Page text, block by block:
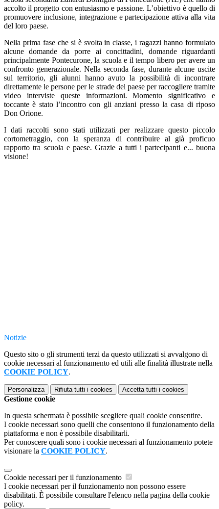
accolto il progetto con entusiasmo e passione. L’obiettivo è quello di
promuovere inclusione, integrazione e partecipazione attiva alla vita
del loro paese.
Nella prima fase che si è svolta in classe, i ragazzi hanno formulato
alcune domande da porre ai concittadini, domande riguardanti
principalmente Pontecurone, la scuola e il tempo libero per avere un
confronto generazionale. Nella seconda fase, durante alcune uscite
sul territorio, gli alunni hanno avuto la possibilità di incontrare
direttamente le persone per le strade del paese per raccogliere tramite
video interviste queste informazioni. Momento significativo e
toccante è stato l’incontro con gli anziani presso la casa di riposo
Don Orione.
I dati raccolti sono stati utilizzati per realizzare questo piccolo
cortometraggio, con la speranza di contribuire al già proficuo
rapporto tra scuola e paese. Grazie a tutti i partecipanti e... buona
visione!
Notizie
Questo sito o gli strumenti terzi da questo utilizzati si avvalgono di
cookie necessari al funzionamento ed utili alle finalità illustrate nella
COOKIE POLICY.
Personalizza Rifiuta tutti i cookies Accetta tutti i cookies
Gestione cookie
In questa schermata è possibile scegliere quali cookie consentire.
I cookie necessari sono quelli che consentono il funzionamento della
piattaforma e non è possibile disabilitarli.
Per conoscere quali sono i cookie necessari al funzionamento potete
visionare la COOKIE POLICY.
Cookie necessari per il funzionamento
I cookie necessari per il funzionamento non possono essere
disabilitati. È possibile consultare l'elenco nella pagina della cookie
policy.